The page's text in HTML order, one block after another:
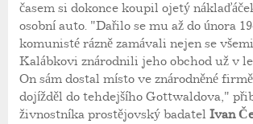
časem si dokonce koupil ojetý
osobní auto. "Dařilo se mu až do února
komunisté rázně zamávali nejen se
Kalábkovi znárodnili jeho obchod už v
On sám dostal místo ve znárodněné
dojížděl do tehdejšího Gottwaldova,"
živnostníka prostějovský badatel Ivan